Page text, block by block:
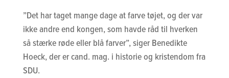
”Det har taget mange dage at farve tøjet, og der var
ikke andre end kongen, som havde råd til hverken
så stærke røde eller blå farver”, siger Benedikte
Hoeck, der er cand. mag. i historie og kristendom fra
SDU.